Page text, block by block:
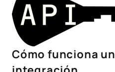
Cómo funciona